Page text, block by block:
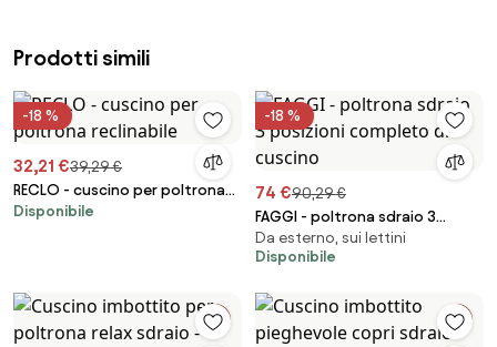
Prodotti simili
-18 %
32,21 €39,29 €
RECLO - cuscino per poltrona
reclinabile
Disponibile
-18 %
74 €90,29 €
FAGGI - poltrona sdraio 3
posizioni completo di cuscino
Da esterno, sui lettini
Disponibile